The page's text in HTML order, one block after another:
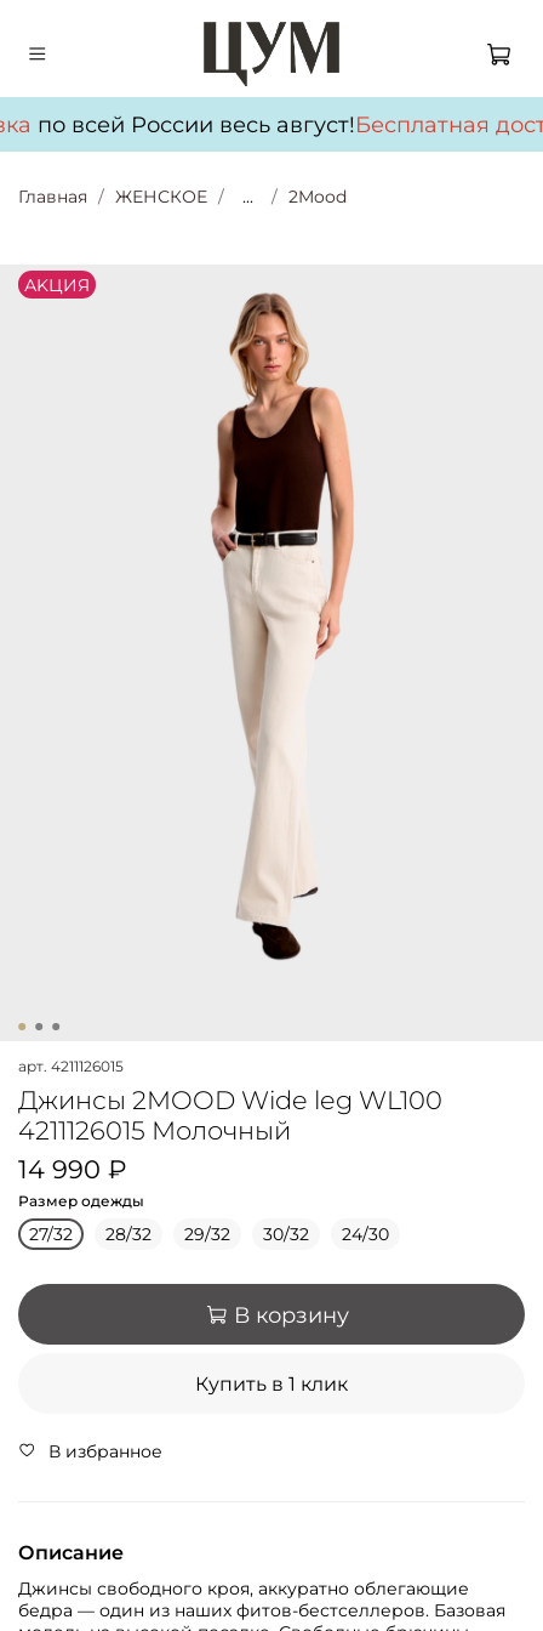
по всей России весь август!Бесплатная
Главная ЖЕНСКОЕ ... 2Mood
АKЦИЯ
арт. 4211126015
Джинсы 2MOOD Wide leg WL100
4211126015 Молочный
14 990 ₽
Размер одежды
27/32 28/32 29/32 30/32 24/30
В корзину
Купить в 1 клик
В избранное
Описание
Джинсы свободного кроя, аккуратно облегающие
бедра — один из наших фитов-бестселлеров. Базовая